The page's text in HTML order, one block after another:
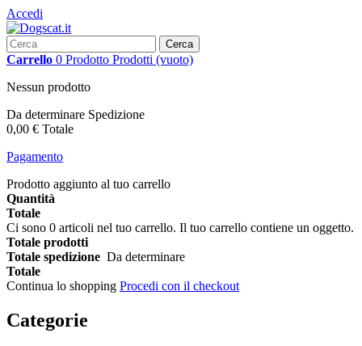
Accedi
Cerca
Carrello 0 Prodotto Prodotti (vuoto)
Nessun prodotto
Da determinare Spedizione
0,00 € Totale
Pagamento
Prodotto aggiunto al tuo carrello
Quantità
Totale
Ci sono 0 articoli nel tuo carrello. Il tuo carrello contiene un oggetto.
Totale prodotti
Totale spedizione Da determinare
Totale
Continua lo shopping Procedi con il checkout
Categorie